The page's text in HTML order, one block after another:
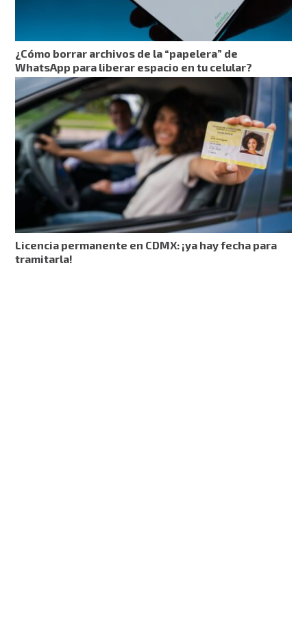
¿Cómo borrar archivos de la “papelera” de
WhatsApp para liberar espacio en tu celular?
Licencia permanente en CDMX: ¡ya hay fecha para
tramitarla!